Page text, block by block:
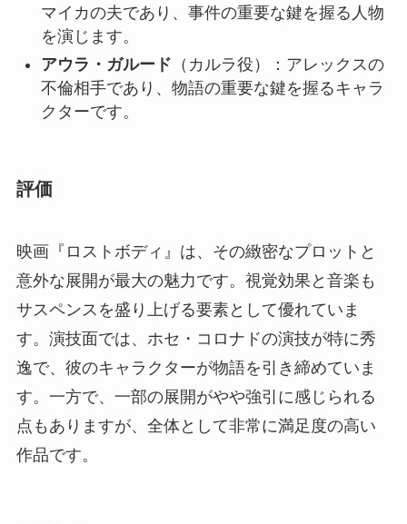
マイカの夫であり、事件の重要な鍵を握る人物
を演じます。
アウラ・ガルード （カルラ役）：アレックスの
不倫相手であり、物語の重要な鍵を握るキャラ
クターです。
評価
映画『ロストボディ』は、その緻密なプロットと
意外な展開が最大の魅力です。視覚効果と音楽も
サスペンスを盛り上げる要素として優れていま
す。演技面では、ホセ・コロナドの演技が特に秀
逸で、彼のキャラクターが物語を引き締めていま
す。一方で、一部の展開がやや強引に感じられる
点もありますが、全体として非常に満足度の高い
作品です。